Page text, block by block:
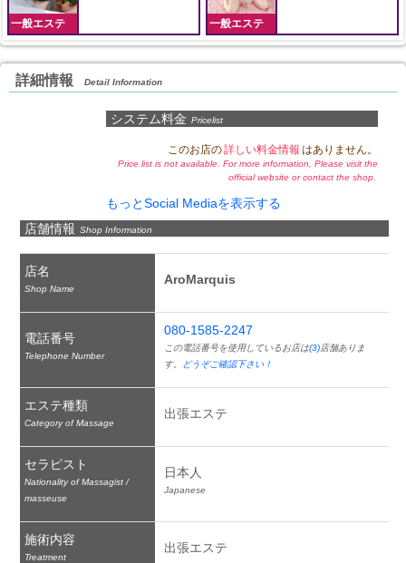
一般エステ 一般エステ
詳細情報 Detail Information
システム料金 Pricelist
このお店の詳しい料金情報 はありません。
Price list is not available. For more information, Please visit the
official website or contact the shop.
もっとSocial Mediaを表示する
店舗情報 Shop Information
店名
Shop Name
AroMarquis
電話番号
Telephone Number
080-1585-2247
この電話番号を使用しているお店は(3)店舗ありま
す。
どうぞご確認下さい！
エステ種類
Category of Massage
出張エステ
セラピスト
Nationality of Massagist /
masseuse
日本人
Japanese
施術内容
Treatment
出張エステ